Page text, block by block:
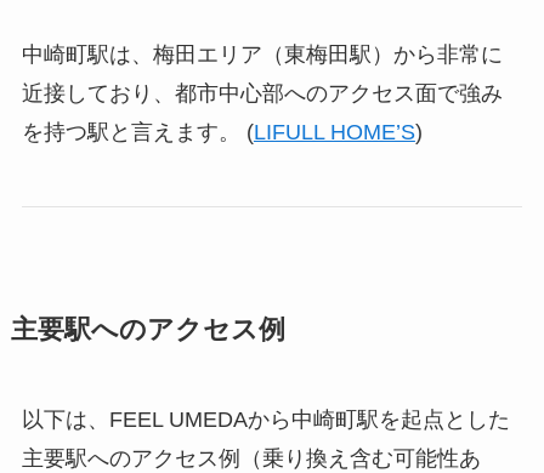
中崎町駅は、梅田エリア（東梅田駅）から非常に
近接しており、都市中心部へのアクセス面で強み
を持つ駅と言えます。 (LIFULL HOME’S)
主要駅へのアクセス例
以下は、FEEL UMEDAから中崎町駅を起点とした
主要駅へのアクセス例（乗り換え含む可能性あ